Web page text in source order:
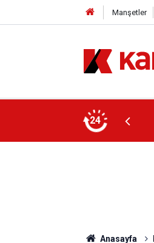
Manşetler
24
Anasayfa